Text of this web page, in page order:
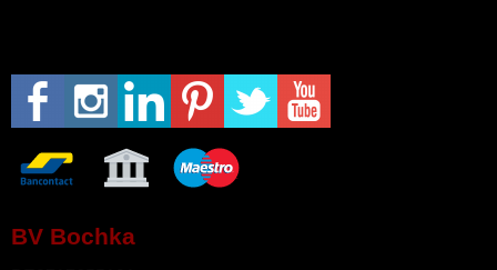
BV Bochka